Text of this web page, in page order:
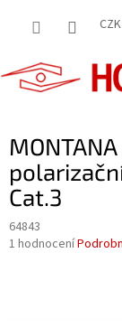
CZK
Cat.3
64843
Průměrné
1 hodnocení